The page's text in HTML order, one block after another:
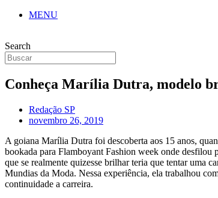
MENU
Search
Conheça Marília Dutra, modelo
Redação SP
novembro 26, 2019
A goiana Marília Dutra foi descoberta aos 15 anos,
bookada para Flamboyant Fashion week onde desfilou
que se realmente quizesse brilhar teria que tentar uma
Mundias da Moda. Nessa experiência, ela trabalhou
continuidade a carreira.